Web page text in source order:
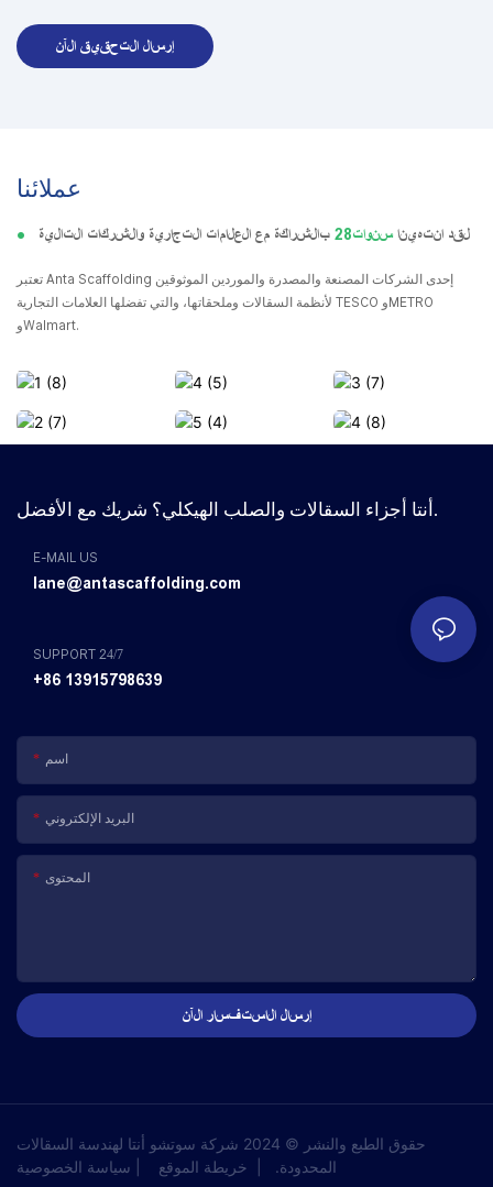
إرسال التحقيق الآن
عملائنا
● لقد انتهينا سنوات28 بالشراكة مع العلامات التجارية والشركات التالية
تعتبر Anta Scaffolding إحدى الشركات المصنعة والمصدرة والموردين الموثوقين
لأنظمة السقالات وملحقاتها، والتي تفضلها العلامات التجارية TESCO وMETRO
وWalmart.
أنتا أجزاء السقالات والصلب الهيكلي؟ شريك مع الأفضل.
E-MAIL US
lane@antascaffolding.com
SUPPORT 24/7
+86 13915798639
اسم
البريد الإلكتروني
المحتوى
إرسال الاستفسار الآن
حقوق الطبع والنشر © 2024 شركة سوتشو أنتا لهندسة السقالات
المحدودة.
خريطة الموقع سياسة الخصوصية